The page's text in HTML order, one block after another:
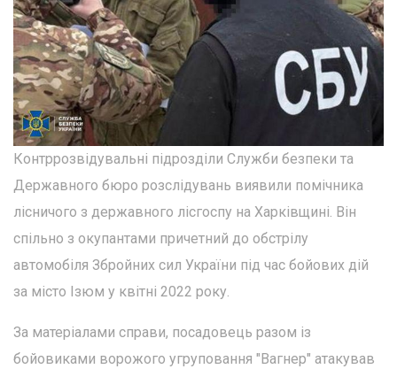
Контррозвідувальні підрозділи Служби безпеки та
Державного бюро розслідувань виявили помічника
лісничого з державного лісгоспу на Харківщині. Він
спільно з окупантами причетний до обстрілу
автомобіля Збройних сил України під час бойових дій
за місто Ізюм у квітні 2022 року.
За матеріалами справи, посадовець разом із
бойовиками ворожого угруповання "Вагнер" атакував